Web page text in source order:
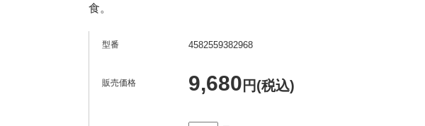
食。
型番 4582559382968
販売価格 9,680 円(税込)